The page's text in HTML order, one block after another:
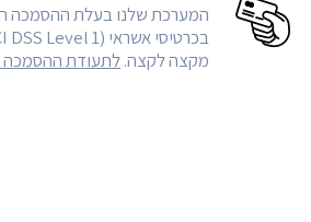
המערכת שלנו בעלת ההסמכה
מקצה לקצה.לתעודת ההסמכה